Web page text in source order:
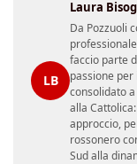
LB
Laura
Da Pozzuoli
faccio parte
passione
consolidato
alla
approccio,
rossonero
Sud alla